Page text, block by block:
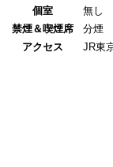
個室
無し
禁煙＆喫煙席
分煙
アクセス
JR東